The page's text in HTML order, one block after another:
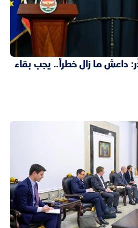
داعش ما زال خطراً.. يجب بقاء